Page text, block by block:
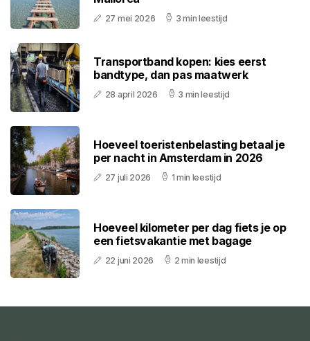
27 mei 2026 3 min leestijd
Transportband kopen: kies eerst
bandtype, dan pas maatwerk
28 april 2026 3 min leestijd
Hoeveel toeristenbelasting betaal je
per nacht in Amsterdam in 2026
27 juli 2026 1 min leestijd
Hoeveel kilometer per dag fiets je op
een fietsvakantie met bagage
22 juni 2026 2 min leestijd